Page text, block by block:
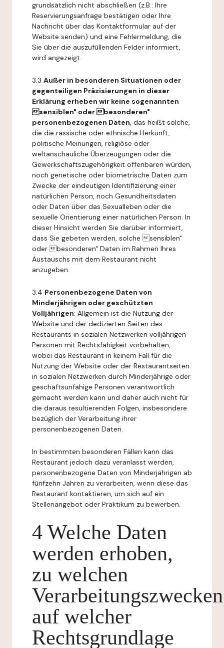
grundsätzlich nicht abschließen (z.B.: Ihre
Reservierungsanfrage bestätigen oder Ihre
Nachricht über das Kontaktformular auf der
Website senden) und eine Fehlermeldung, die
Sie über die auszufüllenden Felder informiert,
wird angezeigt.
3.3 Außer in besonderen Situationen oder
gegenteiligen Präzisierungen in dieser
Erklärung erheben wir keine sogenannten
sensiblen" oder besonderen"
personenbezogenen Daten, das heißt solche,
die die rassische oder ethnische Herkunft,
politische Meinungen, religiöse oder
weltanschauliche Überzeugungen oder die
Gewerkschaftszugehörigkeit offenbaren würden,
noch genetische oder biometrische Daten zum
Zwecke der eindeutigen Identifizierung einer
natürlichen Person, noch Gesundheitsdaten
oder Daten über das Sexualleben oder die
sexuelle Orientierung einer natürlichen Person. In
dieser Hinsicht werden Sie darüber informiert,
dass Sie gebeten werden, solche sensiblen"
oder besonderen" Daten im Rahmen Ihres
Austauschs mit dem Restaurant nicht
anzugeben.
3.4 Personenbezogene Daten von
Minderjährigen oder geschützten
Volljährigen: Allgemein ist die Nutzung der
Website und der dedizierten Seiten des
Restaurants in sozialen Netzwerken volljährigen
Personen mit Rechtsfähigkeit vorbehalten,
wobei das Restaurant in keinem Fall für die
Nutzung der Website oder der Restaurantseiten
in sozialen Netzwerken durch Minderjährige oder
geschäftsunfähige Personen verantwortlich
gemacht werden kann und daher auch nicht für
die daraus resultierenden Folgen, insbesondere
bezüglich der Verarbeitung ihrer
personenbezogenen Daten.
In bestimmten besonderen Fällen kann das
Restaurant jedoch dazu veranlasst werden,
personenbezogene Daten von Minderjährigen ab
fünfzehn Jahren zu verarbeiten, wenn diese das
Restaurant kontaktieren, um sich auf ein
Stellenangebot oder Praktikum zu bewerben.
4 Welche Daten
werden erhoben,
zu welchen
auf welcher
Rechtsgrundlage